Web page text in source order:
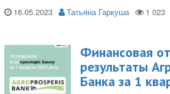
16.05.2023 Татьяна Гаркуша
Финансовая
результаты
Банка за 1